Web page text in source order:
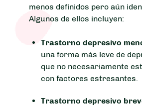
menos definidos pero aún
Algunos de ellos incluyen:
Trastorno depresivo
una forma más leve de
que no necesariamente
con factores estresantes.
Trastorno depresivo